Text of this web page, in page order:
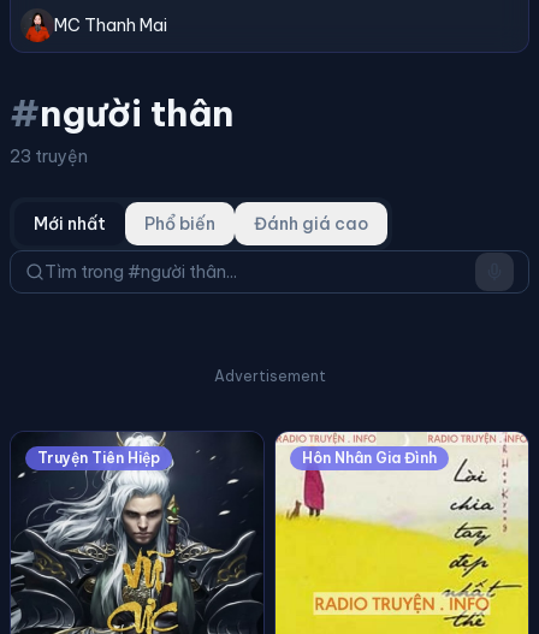
MC Thanh Mai
#người thân
23 truyện
Mới nhất Phổ biến Đánh giá cao
Advertisement
Truyện Tiên Hiệp Hôn Nhân Gia Đình